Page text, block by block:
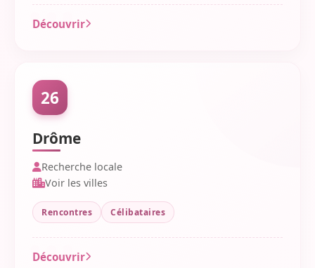
Découvrir
26
Drôme
Recherche locale
Voir les villes
Rencontres Célibataires
Découvrir